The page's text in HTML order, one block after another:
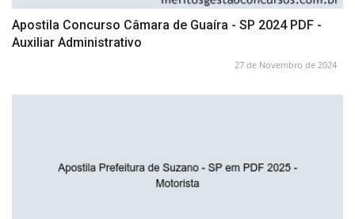
Apostila Concurso Câmara de Guaíra - SP 2024 PDF -
Auxiliar Administrativo
27 de Novembro de 2024